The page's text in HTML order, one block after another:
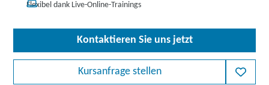
Flexibel dank Live-Online-Trainings
Kontaktieren Sie uns jetzt
Kursanfrage stellen